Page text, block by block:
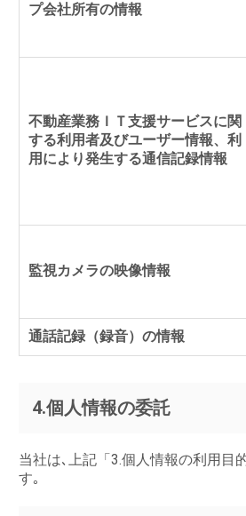
プ会社所有の情報
不動産業務ＩＴ支援サービスに関
する利用者及びユーザー情報、利
用により発生する通信記録情報
監視カメラの映像情報
通話記録（録音）の情報
4.個人情報の委託
当社は､上記「3.個人情報の利用目
す｡